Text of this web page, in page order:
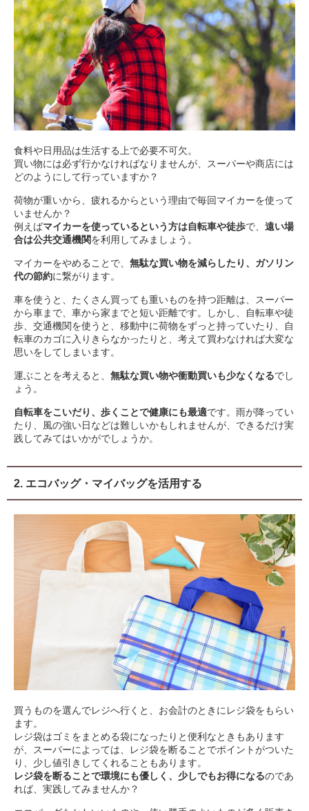
食料や日用品は生活する上で必要不可欠。
買い物には必ず行かなければなりませんが、スーパーや商店には
どのようにして行っていますか？
荷物が重いから、疲れるからという理由で毎回マイカーを使って
いませんか？
例えばマイカーを使っているという方は自転車や徒歩で、 遠い場
合は公共交通機関を利用してみましょう。
マイカーをやめることで、 無駄な買い物を減らしたり、ガソリン
代の節約に繋がります。
車を使うと、たくさん買っても重いものを持つ距離は、スーパー
から車まで、車から家までと短い距離です。しかし、自転車や徒
歩、交通機関を使うと、移動中に荷物をずっと持っていたり、自
転車のカゴに入りきらなかったりと、考えて買わなければ大変な
思いをしてしまいます。
運ぶことを考えると、 無駄な買い物や衝動買いも少なくなるでし
ょう。
自転車をこいだり、歩くことで健康にも最適です。雨が降ってい
たり、風の強い日などは難しいかもしれませんが、できるだけ実
践してみてはいかがでしょうか。
2. エコバッグ・マイバッグを活用する
買うものを選んでレジへ行くと、お会計のときにレジ袋をもらい
ます。
レジ袋はゴミをまとめる袋になったりと便利なときもあります
が、スーパーによっては、レジ袋を断ることでポイントがついた
り、少し値引きしてくれることもあります。
レジ袋を断ることで環境にも優しく、少しでもお得になるのであ
れば、実践してみませんか？